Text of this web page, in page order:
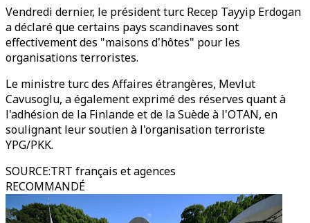
Vendredi dernier, le président turc Recep Tayyip Erdogan
a déclaré que certains pays scandinaves sont
effectivement des "maisons d'hôtes" pour les
organisations terroristes.
Le ministre turc des Affaires étrangères, Mevlut
Cavusoglu, a également exprimé des réserves quant à
l'adhésion de la Finlande et de la Suède à l'OTAN, en
soulignant leur soutien à l'organisation terroriste
YPG/PKK.
SOURCE:TRT français et agences
RECOMMANDÉ